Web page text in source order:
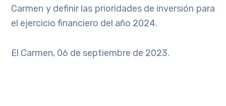
Carmen y definir las prioridades de inversión para
el ejercicio financiero del año 2024.
El Carmen, 06 de septiembre de 2023.